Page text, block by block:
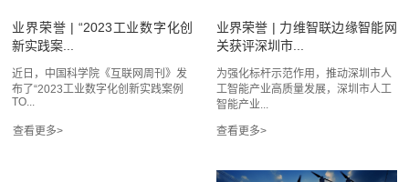
业界荣誉 | “2023工业数字化创
新实践案...
近日，中国科学院《互联网周刊》发
布了“2023工业数字化创新实践案例
TO...
业界荣誉 | 力维智联边缘智能网
关获评深圳市...
为强化标杆示范作用，推动深圳市人
工智能产业高质量发展，深圳市人工
智能产业...